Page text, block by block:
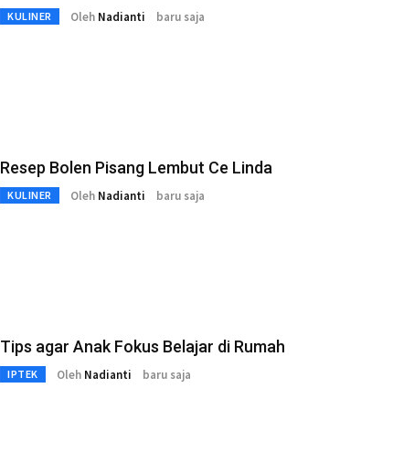
KULINER Oleh Nadianti baru saja
Resep Bolen Pisang Lembut Ce Linda
KULINER Oleh Nadianti baru saja
Tips agar Anak Fokus Belajar di Rumah
IPTEK Oleh Nadianti baru saja